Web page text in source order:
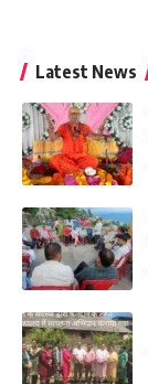
Latest News